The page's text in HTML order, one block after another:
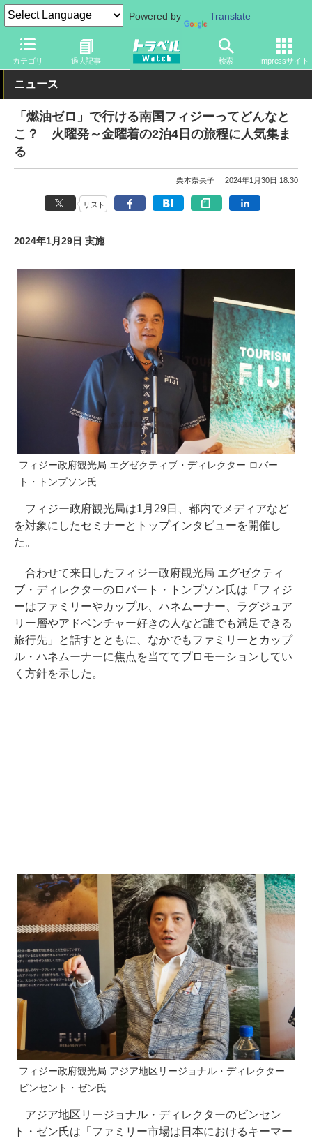
Powered by Translate
カテゴリ 過去記事 検索 Impressサイト
トラベル Watch 地域 海外旅行 オセアニア
ニュース
「燃油ゼロ」で行ける南国フィジーってどんなと
こ？ 火曜発～金曜着の2泊4日の旅程に人気集ま
る
栗本奈央子 2024年1月30日 18:30
リスト
2024年1月29日 実施
フィジー政府観光局 エグゼクティブ・ディレクター ロバー
ト・トンプソン氏
フィジー政府観光局は1月29日、都内でメディアなど
を対象にしたセミナーとトップインタビューを開催し
た。
合わせて来日したフィジー政府観光局 エグゼクティ
ブ・ディレクターのロバート・トンプソン氏は「フィジ
ーはファミリーやカップル、ハネムーナー、ラグジュア
リー層やアドベンチャー好きの人など誰でも満足できる
旅行先」と話すとともに、なかでもファミリーとカップ
ル・ハネムーナーに焦点を当ててプロモーションしてい
く方針を示した。
フィジー政府観光局 アジア地区リージョナル・ディレクター
ビンセント・ゼン氏
アジア地区リージョナル・ディレクターのビンセン
ト・ゼン氏は「ファミリー市場は日本におけるキーマー